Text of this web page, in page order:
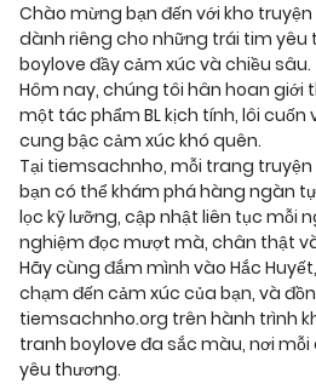
Chào mừng bạn đến với kho truyện
dành riêng cho những trái tim yêu
boylove đầy cảm xúc và chiều sâu.
Hôm nay, chúng tôi hân hoan giới
một tác phẩm BL kịch tính, lôi
cung bậc cảm xúc khó quên.
Tại tiemsachnho, mỗi trang
bạn có thể khám phá hàng ngàn
lọc kỹ lưỡng, cập nhật liên tục mỗi
nghiệm đọc mượt mà, chân thật
Hãy cùng đắm mình vào Hắc
chạm đến cảm xúc của bạn, và
tiemsachnho.org trên hành trình
tranh boylove đa sắc màu, nơi
yêu thương.